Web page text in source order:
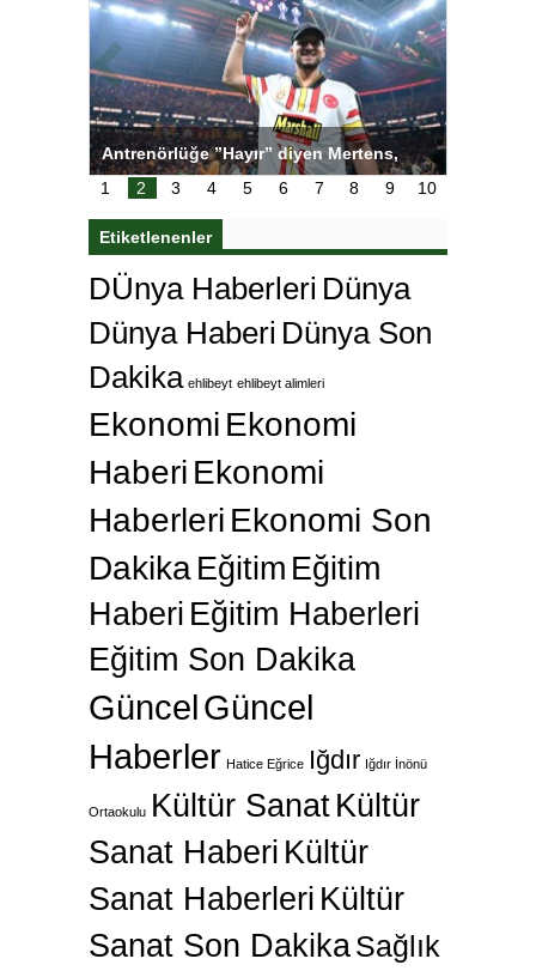
Antrenörlüğe ”Hayır” diyen Mertens,
Galatasaray’dan bakın ne istedi
1
2 3 4 5 6 7 8 9 10
Etiketlenenler
DÜnya Haberleri Dünya
Dünya Haberi Dünya Son
Dakika ehlibeyt ehlibeyt alimleri
Ekonomi Ekonomi
Haberi Ekonomi
Haberleri Ekonomi Son
Dakika Eğitim Eğitim
Haberi Eğitim Haberleri
Eğitim Son Dakika
GüncelGüncel
Haberler Hatice Eğrice Iğdır Iğdır İnönü
Ortaokulu Kültür SanatKültür
Sanat Haberi Kültür
Sanat Haberleri Kültür
Sanat Son DakikaSağlık